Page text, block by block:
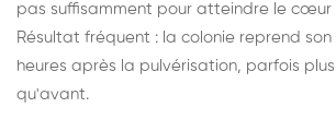
pas suffisamment pour atteindre le cœur
Résultat fréquent : la colonie reprend
heures après la pulvérisation, parfois
qu'avant.